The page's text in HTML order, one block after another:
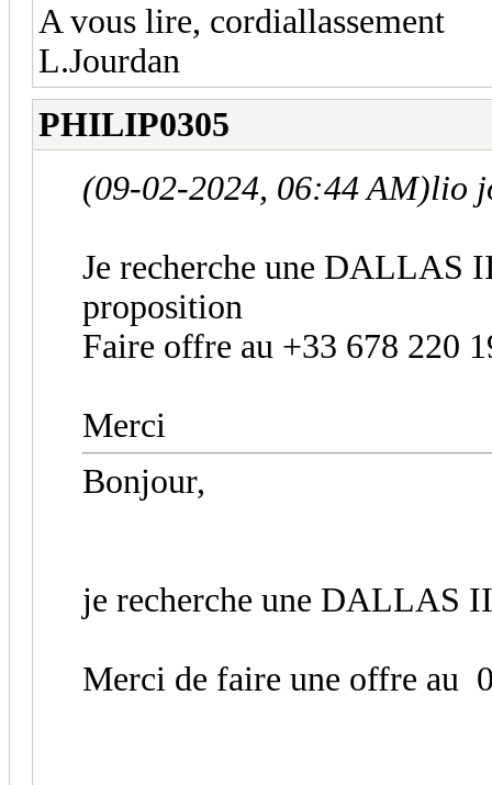
A vous lire, cordiallassement
L.Jourdan
PHILIP0305
(09-02-2024, 06:44 AM)lio
Je recherche une DALLAS
proposition
Faire offre au +33 678 220
Merci
Bonjour,
je recherche une DALLAS
Merci de faire une offre au